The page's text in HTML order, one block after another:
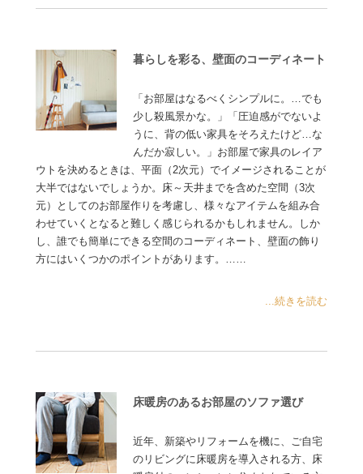
暮らしを彩る、壁面のコーディネート
「お部屋はなるべくシンプルに。…でも
少し殺風景かな。」「圧迫感がでないよ
うに、背の低い家具をそろえたけど…な
んだか寂しい。」お部屋で家具のレイア
ウトを決めるときは、平面（2次元）でイメージされることが
大半ではないでしょうか。床～天井までを含めた空間（3次
元）としてのお部屋作りを考慮し、様々なアイテムを組み合
わせていくとなると難しく感じられるかもしれません。しか
し、誰でも簡単にできる空間のコーディネート、壁面の飾り
方にはいくつかのポイントがあります。……
...続きを読む
床暖房のあるお部屋のソファ選び
近年、新築やリフォームを機に、ご自宅
のリビングに床暖房を導入される方、床